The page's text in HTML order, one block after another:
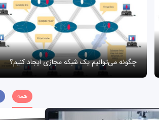
چگونه می‌توانیم یک شبکه مجازی ایجاد کنیم؟
همه